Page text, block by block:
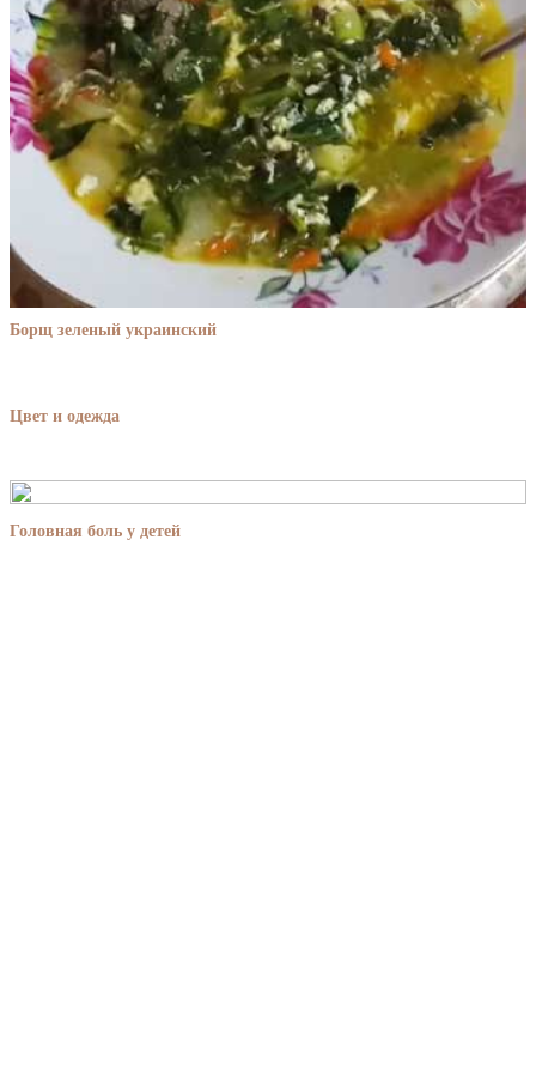
Борщ зеленый украинский
Цвет и одежда
Головная боль у детей